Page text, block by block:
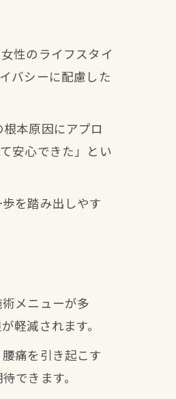
性のライフスタイ
バシーに配慮した
本原因にアプロ
安心できた」とい
を踏み出しやす
メニューが多
軽減されます。
痛を引き起こす
できます。